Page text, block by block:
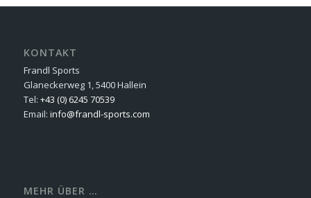
KONTAKT
Frandl Sports
Glaneckerweg 1, 5400 Hallein
Tel: +43 (0) 6245 70539
Email: info@frandl-sports.com
MEHR ÜBER …